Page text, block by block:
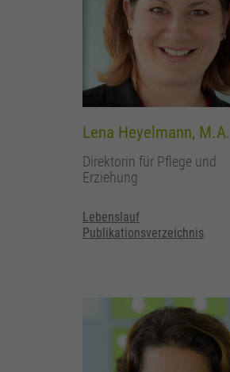
Lena Heyelmann, M.A.
Direktorin für Pflege und
Erziehung
Lebenslauf
Publikationsverzeichnis